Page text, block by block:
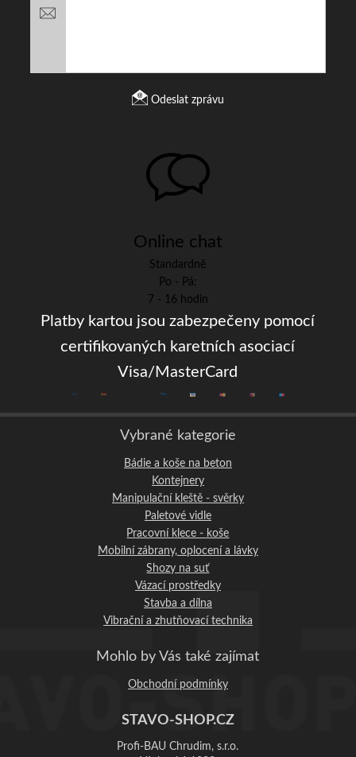
Odeslat zprávu
Online chat
Standardně
Po - Pá:
7 - 16 hodin
Platby kartou jsou zabezpečeny pomocí
certifikovaných karetních asociací
Visa/MasterCard
Vybrané kategorie
Bádie a koše na beton
Kontejnery
Manipulační kleště - svěrky
Paletové vidle
Pracovní klece - koše
Mobilní zábrany, oplocení a lávky
Shozy na suť
Vázací prostředky
Stavba a dílna
Vibrační a zhutňovací technika
Mohlo by Vás také zajímat
Obchodní podmínky
STAVO-SHOP.CZ
Profi-BAU Chrudim, s.r.o.